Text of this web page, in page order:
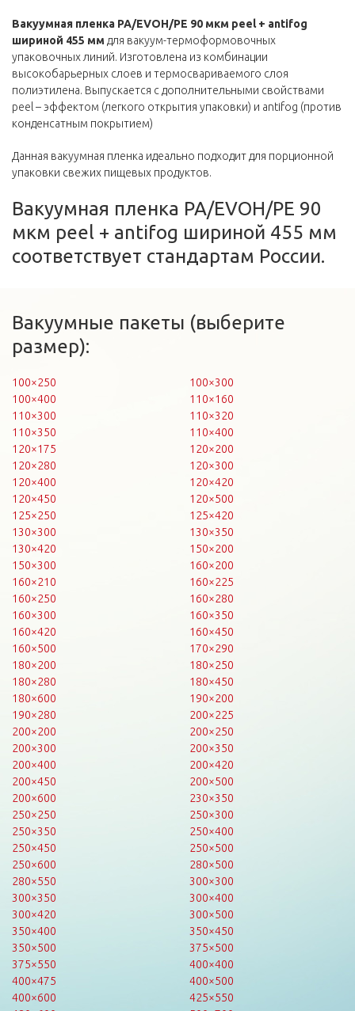
Вакуумная пленка PA/EVOH/PE 90 мкм peel + antifog
шириной 455 мм для вакуум-термоформовочных
упаковочных линий. Изготовлена из комбинации
высокобарьерных слоев и термосвариваемого слоя
полиэтилена. Выпускается с дополнительными свойствами
peel – эффектом (легкого открытия упаковки) и antifog (против
конденсатным покрытием)
Данная вакуумная пленка идеально подходит для порционной
упаковки свежих пищевых продуктов.
Вакуумная пленка PA/EVOH/PE 90
мкм peel + antifog шириной 455 мм
соответствует стандартам России.
Вакуумные пакеты (выберите
размер):
100×250
100×300
100×400
110×160
110×300
110×320
110×350
110×400
120×175
120×200
120×280
120×300
120×400
120×420
120×450
120×500
125×250
125×420
130×300
130×350
130×420
150×200
150×300
160×200
160×210
160×225
160×250
160×280
160×300
160×350
160×420
160×450
160×500
170×290
180×200
180×250
180×280
180×450
180×600
190×200
190×280
200×225
200×200
200×250
200×300
200×350
200×400
200×420
200×450
200×500
200×600
230×350
250×250
250×300
250×350
250×400
250×450
250×500
250×600
280×500
280×550
300×300
300×350
300×400
300×420
300×500
350×400
350×450
350×500
375×500
375×550
400×400
400×475
400×500
400×600
425×550